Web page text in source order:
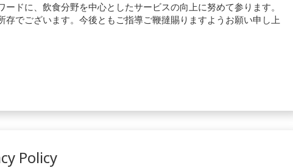
ドに、飲食分野を中心としたサービスの向上に努めて参ります。
存でございます。今後ともご指導ご鞭撻賜りますようお願い申し上
Policy